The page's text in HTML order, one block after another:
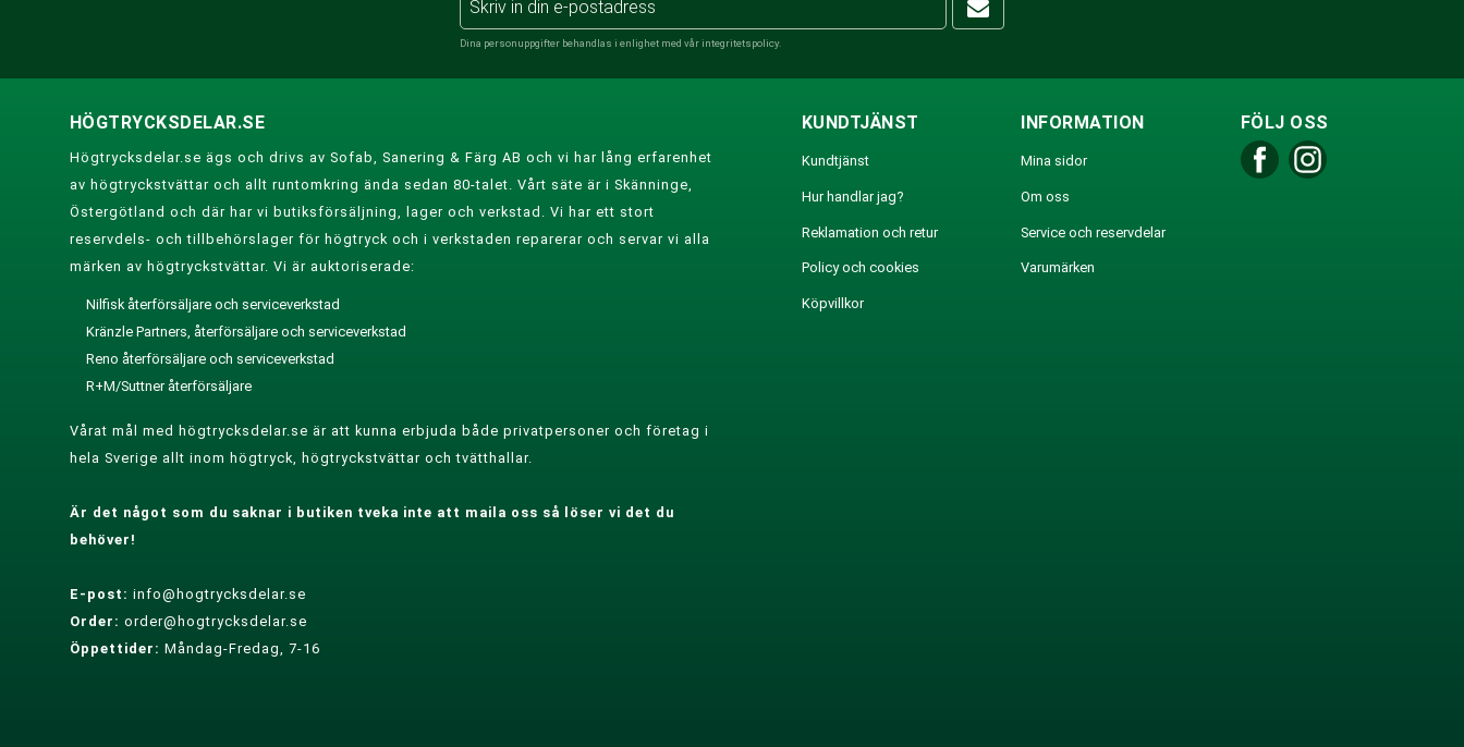
Dina personuppgifter behandlas i enlighet med vår integritetspolicy.
HÖGTRYCKSDELAR.SE
Högtrycksdelar.se ägs och drivs av Sofab, Sanering & Färg AB och vi har lång erfarenhet
av högtryckstvättar och allt runtomkring ända sedan 80-talet. Vårt säte är i Skänninge,
Östergötland och där har vi butiksförsäljning, lager och verkstad. Vi har ett stort
reservdels- och tillbehörslager för högtryck och i verkstaden reparerar och servar vi alla
märken av högtryckstvättar. Vi är auktoriserade:
Nilfisk återförsäljare och serviceverkstad
Kränzle Partners, återförsäljare och serviceverkstad
Reno återförsäljare och serviceverkstad
R+M/Suttner återförsäljare
Vårat mål med högtrycksdelar.se är att kunna erbjuda både privatpersoner och företag i
hela Sverige allt inom högtryck, högtryckstvättar och tvätthallar.
Är det något som du saknar i butiken tveka inte att maila oss så löser vi det du
behöver!
E-post: info@hogtrycksdelar.se
Order: order@hogtrycksdelar.se
Öppettider: Måndag-Fredag, 7-16
KUNDTJÄNST
Kundtjänst
Hur handlar jag?
Reklamation och retur
Policy och cookies
Köpvillkor
INFORMATION
Mina sidor
Om oss
Service och reservdelar
Varumärken
FÖLJ OSS